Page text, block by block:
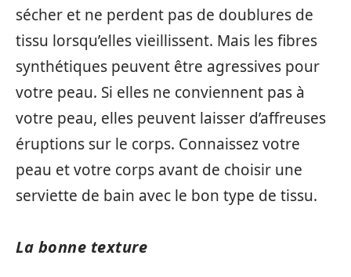
sécher et ne perdent pas de doublures de
tissu lorsqu’elles vieillissent. Mais les fibres
synthétiques peuvent être agressives pour
votre peau. Si elles ne conviennent pas à
votre peau, elles peuvent laisser d’affreuses
éruptions sur le corps. Connaissez votre
peau et votre corps avant de choisir une
serviette de bain avec le bon type de tissu.
La bonne texture